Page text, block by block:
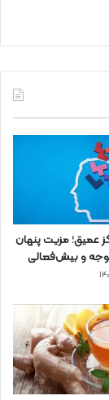
عمیق؛ مزیت پنهان
و بیش‌فعالی